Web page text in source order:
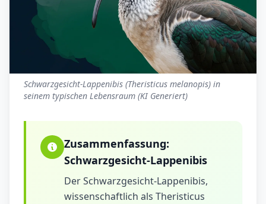
Schwarzgesicht-Lappenibis (Theristicus melanopis) in
seinem typischen Lebensraum (KI Generiert)
Zusammenfassung:
Schwarzgesicht-Lappenibis
Der Schwarzgesicht-Lappenibis,
wissenschaftlich als Theristicus